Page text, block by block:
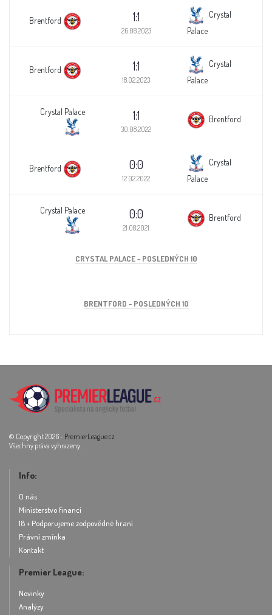
Brentford 1:1
26.08.2023
Crystal
Palace
Brentford 1:1
18.02.2023
Crystal
Palace
Crystal Palace 1:1
30.08.2022
Brentford
Brentford 0:0
12.02.2022
Crystal
Palace
Crystal Palace 0:0
21.08.2021
Brentford
CRYSTAL PALACE - POSLEDNÝCH 10
BRENTFORD - POSLEDNÝCH 10
© Copyright 2026 - PremierLeague.cz
Všechny práva vyhrazeny.
Info:
O nás
Ministerstvo financí
18 + Podporujeme zodpovědné hraní
Právní zmínka
Kontakt
Premier League:
Novinky
Analýzy